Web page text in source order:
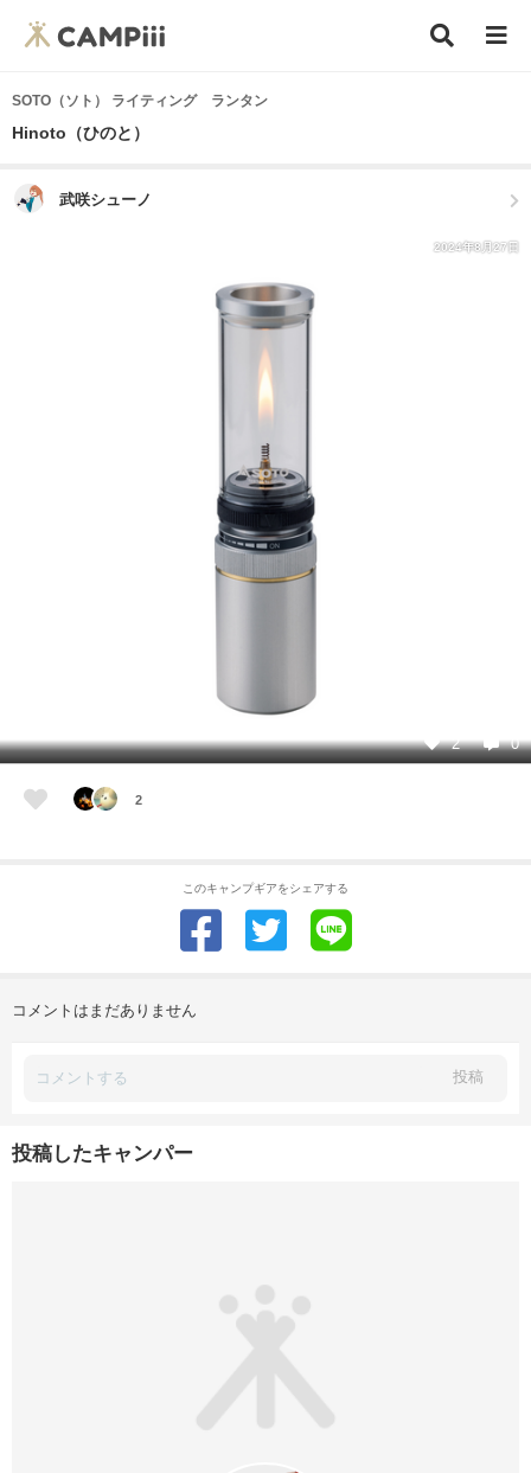
SOTO（ソト） ライティング ランタン
Hinoto（ひのと）
武咲シューノ
2024年8月27日
2 0
2
このキャンプギアをシェアする
コメントはまだありません
投稿
投稿したキャンパー